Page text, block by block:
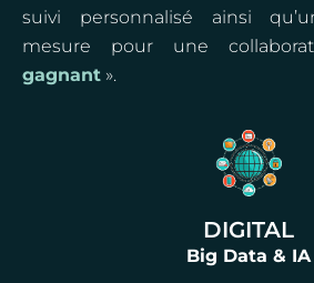
suivi personnalisé ainsi
mesure pour une
gagnant ».
DIGITAL
Big Data & IA